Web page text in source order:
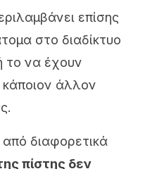
επίσης
στο διαδίκτυο
το να έχουν
κάποιον άλλον
διαφορετικά
πίστης δεν